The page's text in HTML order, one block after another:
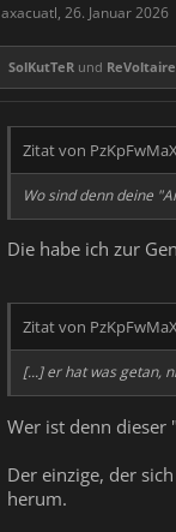
axacuatl, 26. Januar 2026
SolKutTeR und ReVoltaire
Zitat von
Wo sind denn deine
Die habe ich zur
Zitat von
[...] er hat was getan,
Wer ist denn dieser
Der einzige, der
herum.